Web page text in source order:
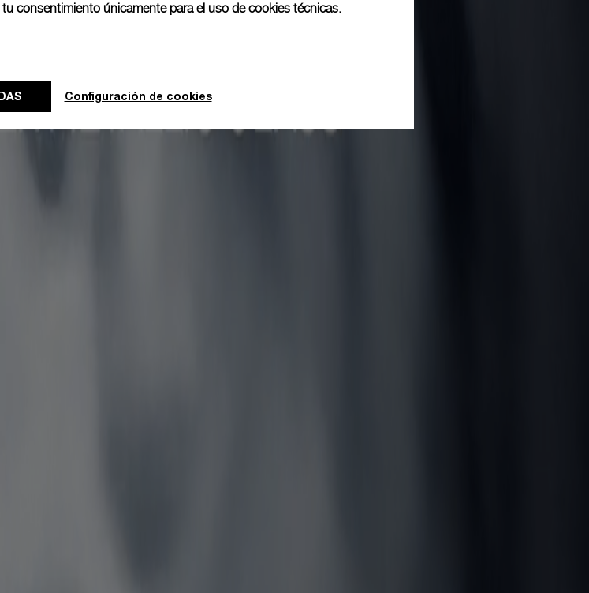
consentimiento únicamente para el uso de cookies técnicas.
Configuración de cookies